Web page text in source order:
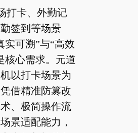
打卡、外勤记
签到等场景
实可溯”与“高效
核心需求。元道
以打卡场景为
借精准防篡改
、极简操作流
景适配能力，